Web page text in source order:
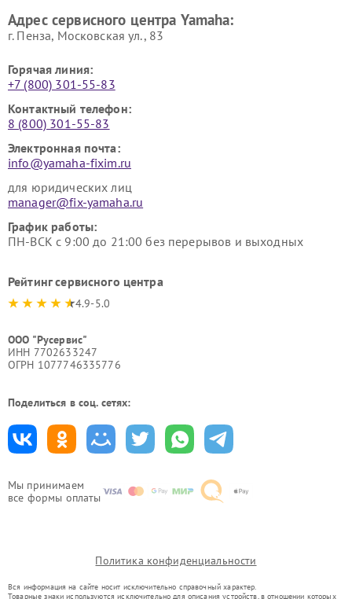
Мы принимаем
все формы оплаты
Адрес сервисного центра Yamaha:
г. Пенза, Московская ул., 83
Горячая линия:
+7 (800) 301-55-83
Контактный телефон:
8 (800) 301-55-83
Электронная почта:
info@yamaha-fixim.ru
для юридических лиц
manager@fix-yamaha.ru
График работы:
ПН-ВСК с 9:00 до 21:00 без перерывов и выходных
Рейтинг сервисного центра
4.9-5.0
ООО "Русервис"
ИНН 7702633247
ОГРН 1077746335776
Поделиться в соц. сетях:
Политика конфиденциальности
Вся информация на сайте носит исключительно справочный характер.
Товарные знаки используются исключительно для описания устройств, в отношении которых